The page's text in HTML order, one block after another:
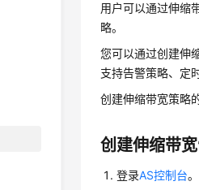
用户可以通过伸缩
略。
您可以通过创建伸
支持告警策略、定
创建伸缩带宽策略
创建伸缩带
登录AS控制台。